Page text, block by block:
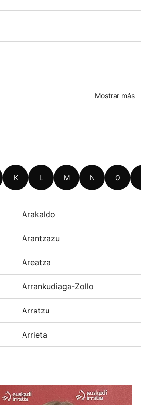
Mostrar más
K L M N O
Arakaldo
Arantzazu
Areatza
Arrankudiaga-Zollo
Arratzu
Arrieta